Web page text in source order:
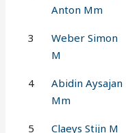
Anton Mm
3
Weber Simon
M
4
Abidin Aysajan
Mm
5 Claeys Stijn M